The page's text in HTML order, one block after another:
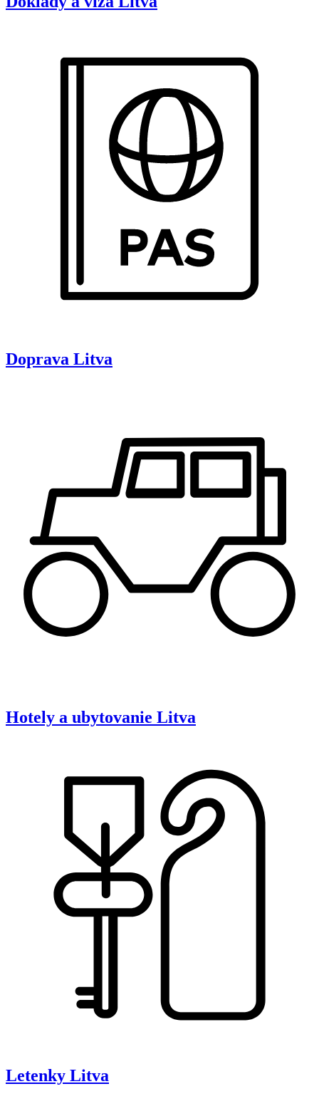
Doprava Litva
Hotely a ubytovanie Litva
Letenky Litva